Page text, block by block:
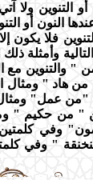
التنوين ولا
النون أو
فلا يكون
وأمثلة
" والتنوين مع
هاد " ومثال
"من عمل" ومثال
" من حكيم "
وفي كلمتين
" وفي